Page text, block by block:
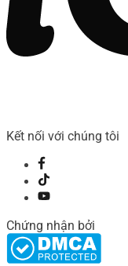
Kết nối với chúng tôi
Chứng nhận bởi